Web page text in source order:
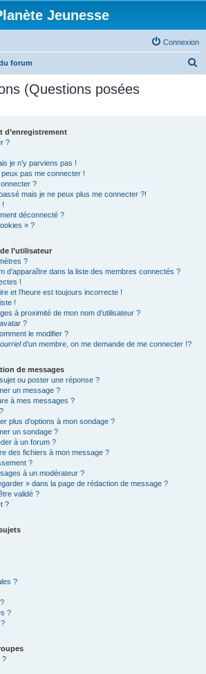
Jeunesse
Connexion
forum
(Questions posées
d’enregistrement
?
je n’y parviens pas !
pas me connecter !
?
mais je ne peux plus me connecter ?!
!
déconnecté ?
» ?
l’utilisateur
?
d’apparaître dans la liste des membres connectés ?
!
et l’heure est toujours incorrecte !
!
à proximité de mon nom d’utilisateur ?
?
le modifier ?
d’un membre, on me demande de me connecter !?
de messages
ou poster une réponse ?
un message ?
à mes messages ?
plus d’options à mon sondage ?
un sondage ?
à un forum ?
des fichiers à mon message ?
?
à un modérateur ?
» dans la page de rédaction de message ?
validé ?
?
?
?
?